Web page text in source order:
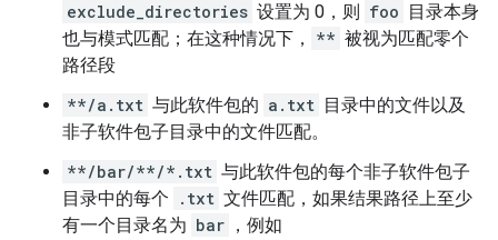
exclude_directories 设置为 0，则 foo 目录本身
也与模式匹配；在这种情况下，
** 被视为匹配零个
路径段
**/a.txt 与此软件包的 a.txt 目录中的文件以及
非子软件包子目录中的文件匹配。
**/bar/**/*.txt 与此软件包的每个非子软件包子
目录中的每个
.txt 文件匹配，如果结果路径上至少
有一个目录名为 bar ，例如